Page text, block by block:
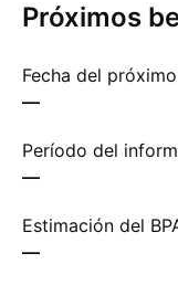
Próximos
Fecha del
—
Período del
—
Estimación del
—